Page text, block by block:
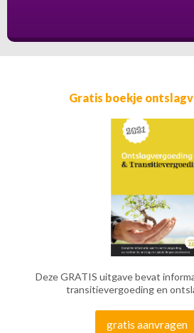
Gratis boekje
Deze GRATIS uitgave bevat
transitievergoeding en
gratis aanvragen